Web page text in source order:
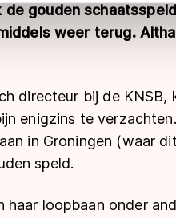
cookiebeleid
de gouden
weer terug.
directeur bij de
enigzins te
in Groningen (waar
speld.
haar loopbaan onder